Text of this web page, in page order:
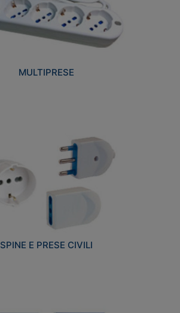
MULTIPRESE
SPINE E PRESE CIVILI